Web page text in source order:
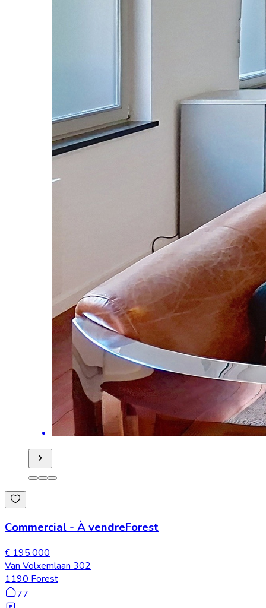
Commercial - À vendreForest
€ 195.000
Van Volxemlaan 302
1190 Forest
77